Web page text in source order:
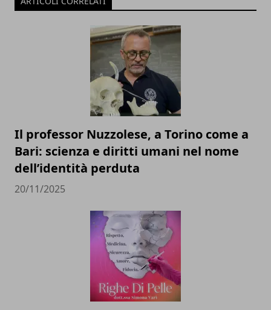
Il professor Nuzzolese, a Torino come a
Bari: scienza e diritti umani nel nome
dell’identità perduta
20/11/2025